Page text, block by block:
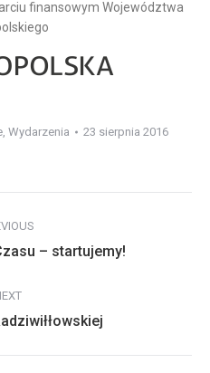
finansowym Województwa
, Wydarzenia 23 sierpnia 2016
Previous– startujemy!
Next